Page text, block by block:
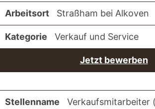
Straßham bei Alkoven
Verkauf und Service
Jetzt bewerben
Verkaufsmitarbeiter